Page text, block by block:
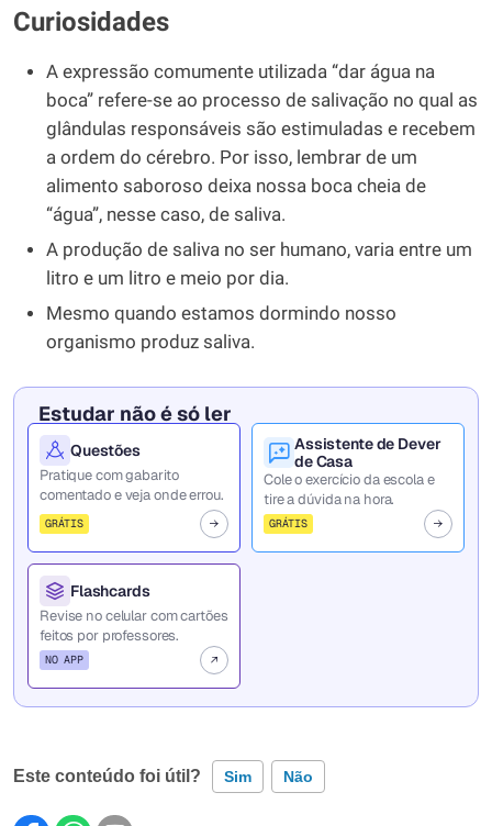
Curiosidades
A expressão comumente utilizada “dar água na
boca” refere-se ao processo de salivação no qual as
glândulas responsáveis são estimuladas e recebem
a ordem do cérebro. Por isso, lembrar de um
alimento saboroso deixa nossa boca cheia de
“água”, nesse caso, de saliva.
A produção de saliva no ser humano, varia entre um
litro e um litro e meio por dia.
Mesmo quando estamos dormindo nosso
organismo produz saliva.
Estudar não é só ler
Questões
Pratique com gabarito
comentado e veja onde errou.
GRÁTIS
Assistente de Dever
de Casa
Cole o exercício da escola e
tire a dúvida na hora.
GRÁTIS
Flashcards
Revise no celular com cartões
feitos por professores.
NO APP
Este conteúdo foi útil? Sim Não